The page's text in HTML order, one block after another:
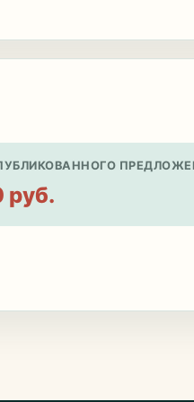
руб.